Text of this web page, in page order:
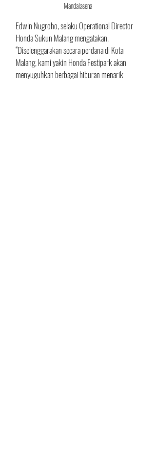
Mandalasena
Edwin Nugroho, selaku Operational Director
Honda Sukun Malang mengatakan,
“Diselenggarakan secara perdana di Kota
Malang, kami yakin Honda Festipark akan
menyuguhkan berbagai hiburan menarik